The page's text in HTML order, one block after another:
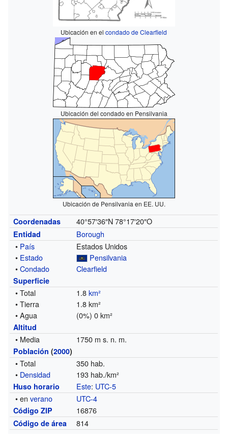
Ubicación en elcondado de Clearfield
Ubicación del condado en Pensilvania
Ubicación de Pensilvania en EE. UU.
Coordenadas 40°57′36″N 78°17′20″O
Entidad
Borough
• País
Estados Unidos
• Estado
Pensilvania
•Condado Clearfield
Superficie
• Total 1.8km²
• Tierra
1.8 km²
• Agua
(0%) 0 km²
Altitud
• Media 1750 m s. n. m.
Población (2000)
• Total
350 hab.
• Densidad 193 hab./km²
Huso horario Este: UTC-5
• enverano UTC-4
Código ZIP 16876
Código de área 814